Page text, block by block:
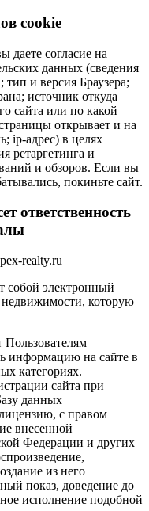
cookie
даете согласие на
данных (сведения
и версия Браузера;
источник откуда
сайта или по какой
открывает и на
ip-адрес) в целях
ретаргетинга и
и обзоров. Если вы
покиньте сайт.
ответственность
realty.ru
собой электронный
недвижимости, которую
Пользователям
информацию на сайте в
категориях.
сайта при
данных
с правом
внесенной
Федерации и других
из него
показ, доведение до
исполнение подобной